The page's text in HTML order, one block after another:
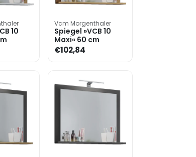
10
Vcm Morgenthaler
Spiegel »VCB 10
Maxi« 60 cm
€102,84